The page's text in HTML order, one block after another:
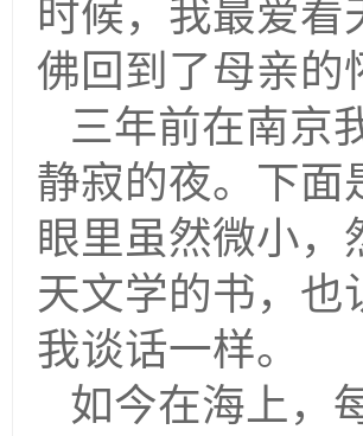
时候，我最爱
佛回到了母
三年前在南京
静寂的夜。下面
眼里虽然微小
天文学的书，也
我谈话一样。
如今在海上，